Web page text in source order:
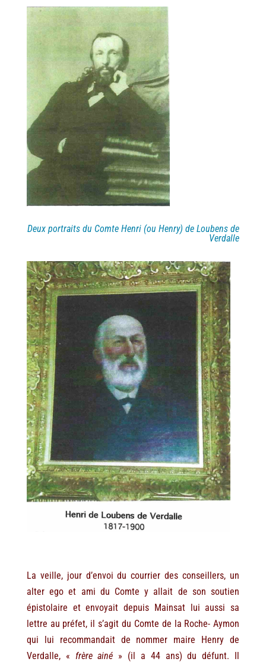
Deux portraits du Comte Henri (ou Henry) de Loubens de
Verdalle
La veille, jour d’envoi du courrier des conseillers, un
alter ego et ami du Comte y allait de son soutien
épistolaire et envoyait depuis Mainsat lui aussi sa
lettre au préfet, il s’agit du Comte de la Roche- Aymon
qui lui recommandait de nommer maire Henry de
Verdalle, « frère ainé » (il a 44 ans) du défunt. Il